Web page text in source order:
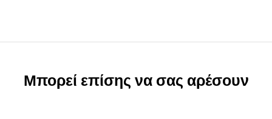
Μπορεί επίσης να σας αρέσουν